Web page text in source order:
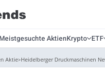
Meistgesuchte AktienKrypto ETF
Aktie Heidelberger Druckmaschinen